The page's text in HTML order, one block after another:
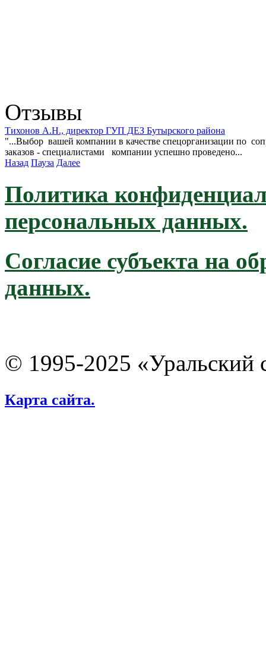
Отзывы
Тихонов А.Н., директор ГУП ДЕЗ Бутырского района
"...Выбор вашей компании в качестве спецорганизации по
заказов - специалистами компании успешно проведено...
Назад Пауза Далее
Политика
персональных данных.
Согласие субъекта на
данных.
© 1995-2025 «Уральский
Карта сайта.